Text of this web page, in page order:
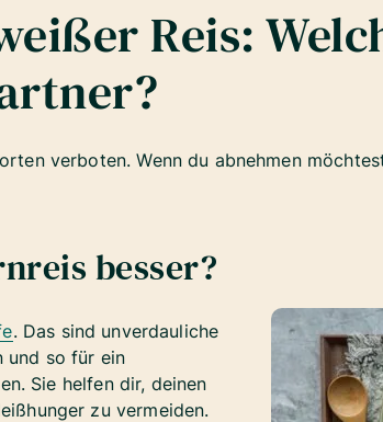
Reis:
verboten. Wenn du abnehmen
besser?
. Das sind unverdauliche
und so für ein
Sie helfen dir, deinen
zu vermeiden.